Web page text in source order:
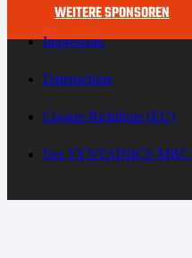
WEITERE SPONSOREN
Impressum
Datenschutz
Cookie-Richtlinie (EU)
Der SYNTAINICS MBC